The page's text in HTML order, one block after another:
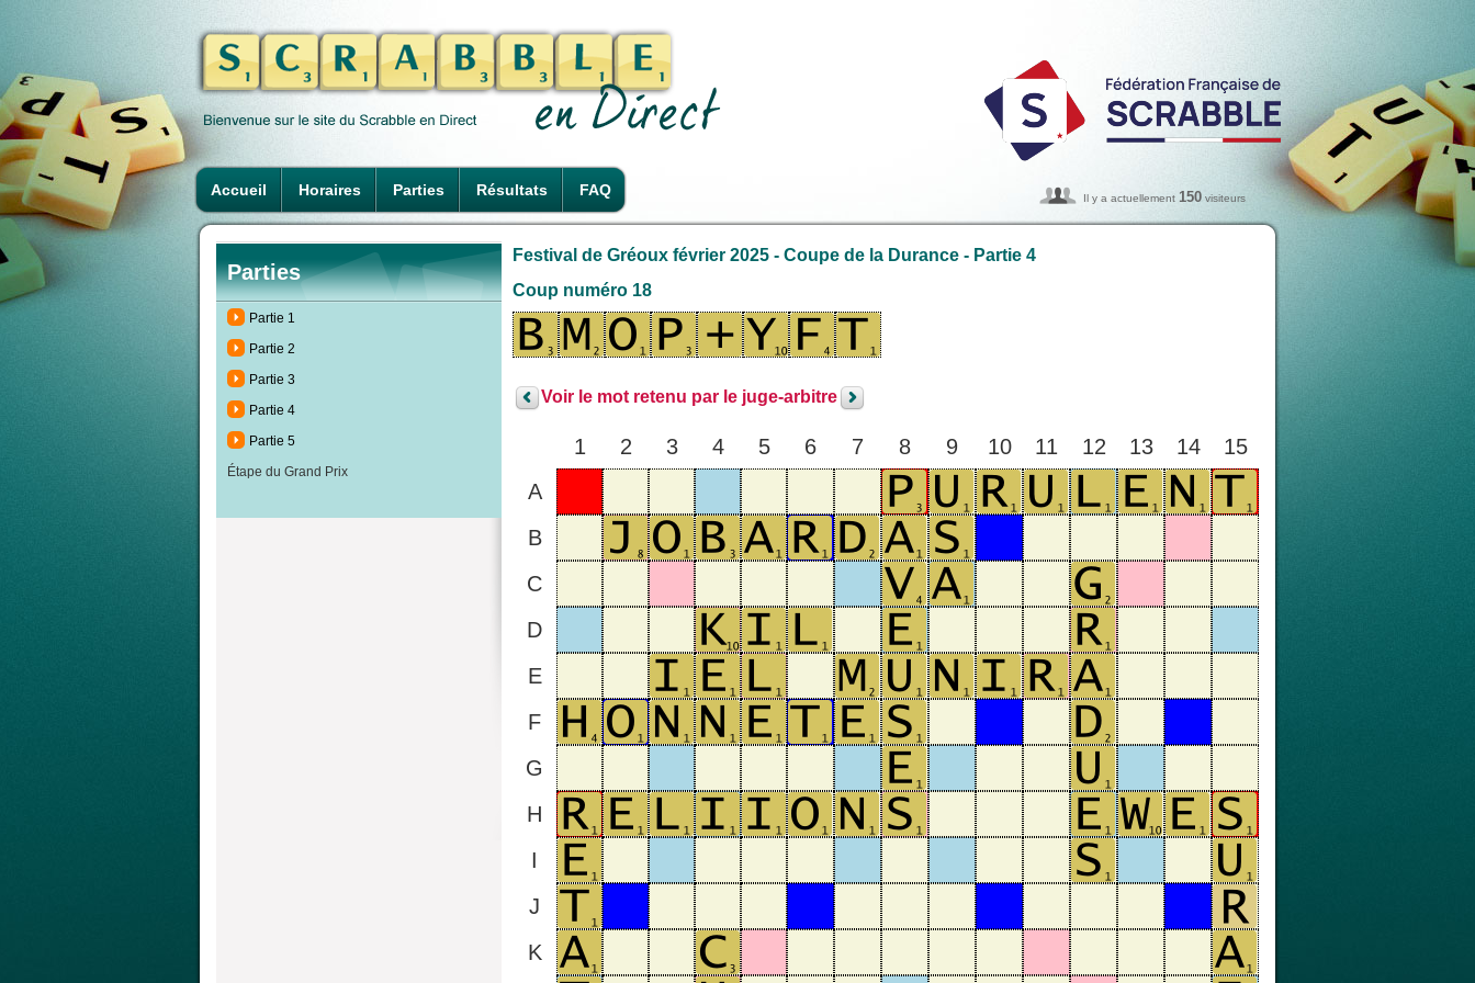
Accueil Horaires Parties Résultats FAQ Il y a actuellement 150 visiteurs
Parties
Partie 1
Partie 2
Partie 3
Partie 4
Partie 5
Étape du Grand Prix
Festival de Gréoux février 2025 - Coupe de la Durance - Partie 4
Coup numéro 18
Voir le mot retenu par le juge-arbitre
1 2 3 4 5 6 7 8 9 10 11 12 13 14
15
A
B
C
D
E
F
G
H
I
J
K